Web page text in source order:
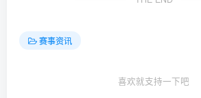
赛事资讯
喜欢就支持一下吧